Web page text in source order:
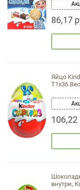
86,17
Яйцо
Т1х36
внутри,